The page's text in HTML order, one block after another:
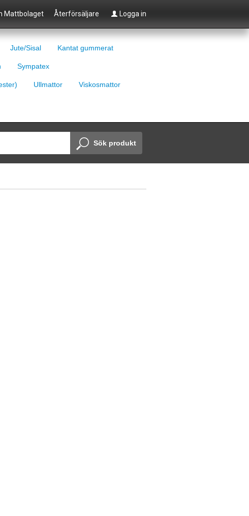
Mattbolaget Återförsäljare Logga in
Jute/Sisal Kantat gummerat
Sympatex
Ullmattor Viskosmattor
Sök produkt